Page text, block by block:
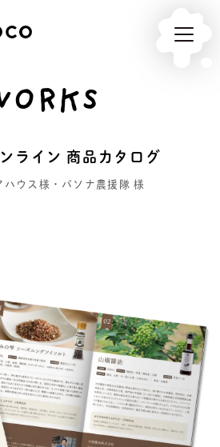
ライン 商品カタログ
ハウス様・パソナ農援隊 様